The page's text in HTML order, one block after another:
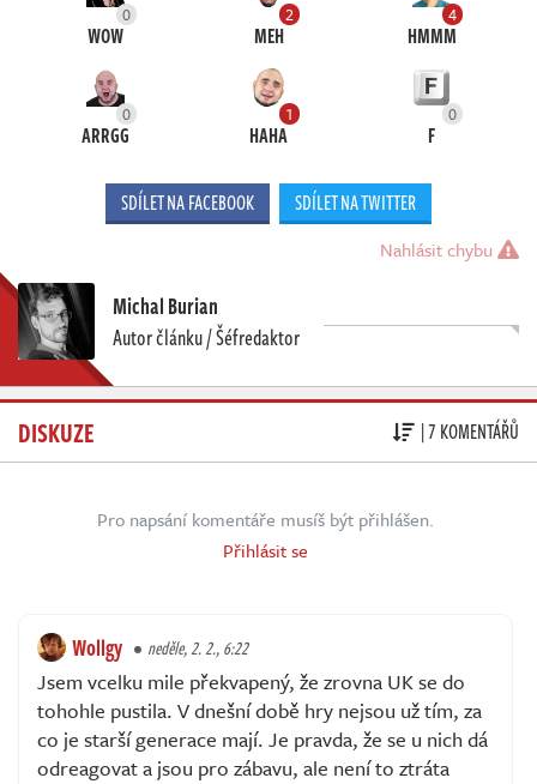
0
WOW
2
MEH
4
HMMM
0
ARRGG
1
HAHA
0
F
SDÍLET NA FACEBOOK SDÍLET NA TWITTER
Nahlásit chybu
Michal Burian
Autor článku / Šéfredaktor
DISKUZE | 7 KOMENTÁŘŮ
Pro napsání komentáře musíš být přihlášen.
Přihlásit se
Wollgy neděle, 2. 2., 6:22
Jsem vcelku mile překvapený, že zrovna UK se do
tohohle pustila. V dnešní době hry nejsou už tím, za
co je starší generace mají. Je pravda, že se u nich dá
odreagovat a jsou pro zábavu, ale není to ztráta